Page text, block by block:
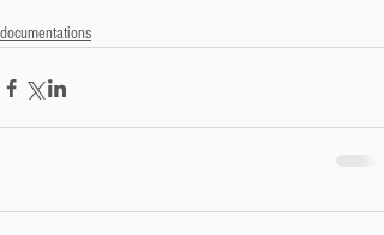
documentations